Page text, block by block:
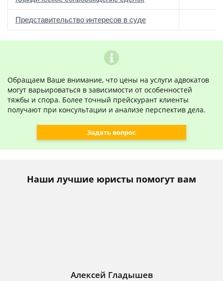
Представительство интересов в суде
Обращаем Ваше внимание, что цены на услуги адвокатов
могут варьироваться в зависимости от особенностей
тяжбы и спора. Более точный прейскурант клиенты
получают при консультации и анализе перспектив дела.
Задать вопрос
Наши лучшие юристы помогут вам
Алексей Гладышев